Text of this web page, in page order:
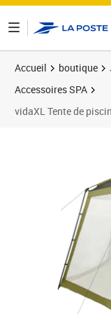
Accueil boutique
Accessoires SPA
vidaXL Tente de